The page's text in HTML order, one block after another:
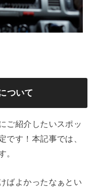
ついて
ご紹介したいスポッ
です！本記事では、
。
ばよかったなぁとい